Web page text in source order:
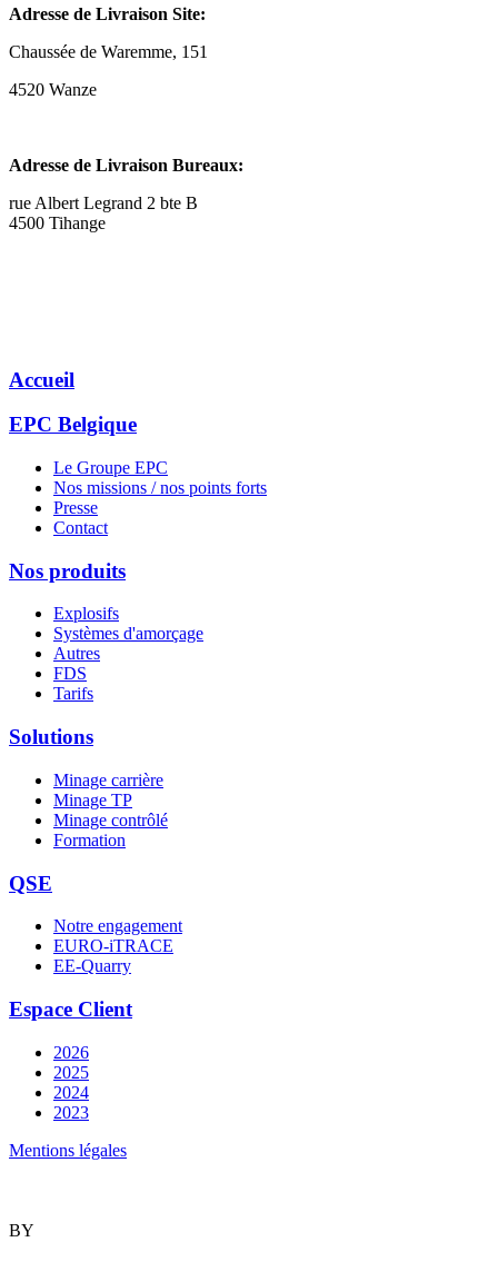
Adresse de Livraison Site:
Chaussée de Waremme, 151
4520 Wanze
Adresse de Livraison Bureaux:
rue Albert Legrand 2 bte B
4500 Tihange
Accueil
EPC Belgique
Le Groupe EPC
Nos missions / nos points forts
Presse
Contact
Nos produits
Explosifs
Systèmes d'amorçage
Autres
FDS
Tarifs
Solutions
Minage carrière
Minage TP
Minage contrôlé
Formation
QSE
Notre engagement
EURO-iTRACE
EE-Quarry
Espace Client
2026
2025
2024
2023
Mentions légales
BY